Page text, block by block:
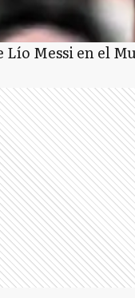
Lío Messi en el